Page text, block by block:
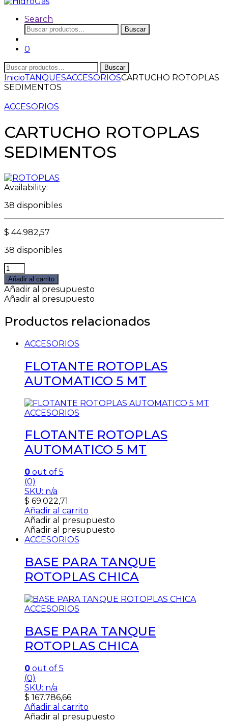
Search
Buscar
por:
Buscar
0
Buscar
por:
Buscar
InicioTANQUESACCESORIOSCARTUCHO ROTOPLAS
SEDIMENTOS
ACCESORIOS
CARTUCHO ROTOPLAS
SEDIMENTOS
Availability:
38 disponibles
$ 44.982,57
38 disponibles
CARTUCHO
ROTOPLAS
SEDIMENTOS
quantity
Añadir al carrito
Añadir al presupuesto
Añadir al presupuesto
Productos relacionados
ACCESORIOS
FLOTANTE ROTOPLAS
AUTOMATICO 5 MT
ACCESORIOS
FLOTANTE ROTOPLAS
AUTOMATICO 5 MT
0 out of 5
(0)
SKU: n/a
$ 69.022,71
Añadir al carrito
Añadir al presupuesto
Añadir al presupuesto
ACCESORIOS
BASE PARA TANQUE
ROTOPLAS CHICA
ACCESORIOS
BASE PARA TANQUE
ROTOPLAS CHICA
0 out of 5
(0)
SKU: n/a
$ 167.786,66
Añadir al carrito
Añadir al presupuesto